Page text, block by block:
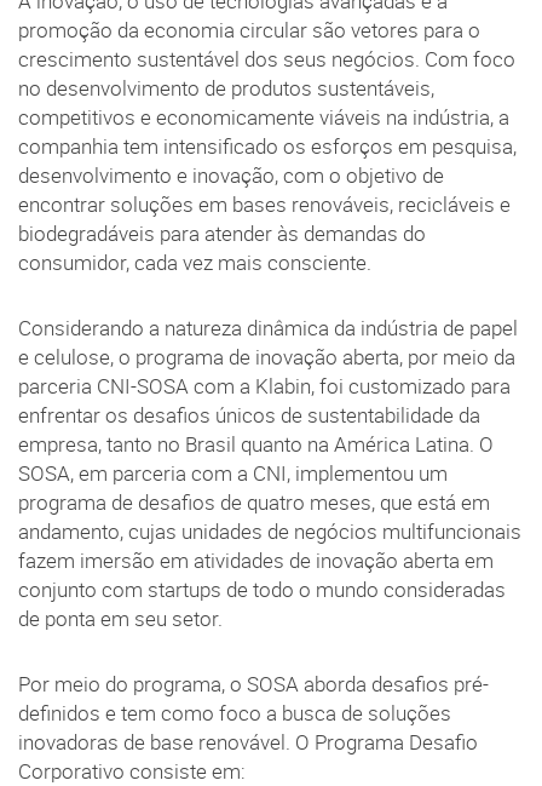
promoção da economia circular são vetores para o
crescimento sustentável dos seus negócios. Com foco
no desenvolvimento de produtos sustentáveis,
competitivos e economicamente viáveis na indústria, a
companhia tem intensificado os esforços em pesquisa,
desenvolvimento e inovação, com o objetivo de
encontrar soluções em bases renováveis, recicláveis e
biodegradáveis para atender às demandas do
consumidor, cada vez mais consciente.
Considerando a natureza dinâmica da indústria de papel
e celulose, o programa de inovação aberta, por meio da
parceria CNI-SOSA com a Klabin, foi customizado para
enfrentar os desafios únicos de sustentabilidade da
empresa, tanto no Brasil quanto na América Latina. O
SOSA, em parceria com a CNI, implementou um
programa de desafios de quatro meses, que está em
andamento, cujas unidades de negócios multifuncionais
fazem imersão em atividades de inovação aberta em
conjunto com startups de todo o mundo consideradas
de ponta em seu setor.
Por meio do programa, o SOSA aborda desafios pré-
definidos e tem como foco a busca de soluções
inovadoras de base renovável. O Programa Desafio
Corporativo consiste em: